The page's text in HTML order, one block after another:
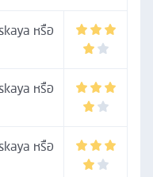
หรือ
หรือ
หรือ